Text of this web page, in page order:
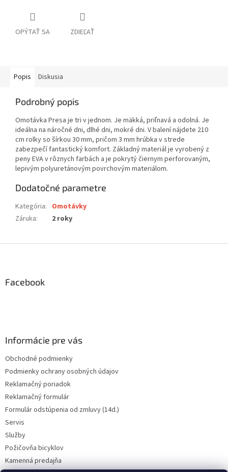
OPÝTAŤ SA ZDIEĽAŤ
Popis Diskusia
Podrobný popis
Omotávka Presa je tri v jednom. Je mäkká, priľnavá a odolná. Je
ideálna na náročné dni, dlhé dni, mokré dni. V balení nájdete 210
cm rolky so šírkou 30 mm, pričom 3 mm hrúbka v strede
zabezpečí fantastický komfort. Základný materiál je vyrobený z
peny EVA v rôznych farbách a je pokrytý čiernym perforovaným,
lepivým polyuretánovým povrchovým materiálom.
Dodatočné parametre
Kategória: Omotávky
Záruka: 2 roky
Facebook
Informácie pre vás
Obchodné podmienky
Podmienky ochrany osobných údajov
Reklamačný poriadok
Reklamačný formulár
Formulár odstúpenia od zmluvy (14d.)
Servis
Služby
Požičovňa bicyklov
Kamenná predajňa